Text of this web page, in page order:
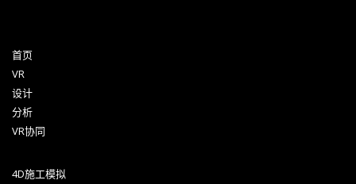
首页
VR
设计
分析
VR协同
4D施工模拟